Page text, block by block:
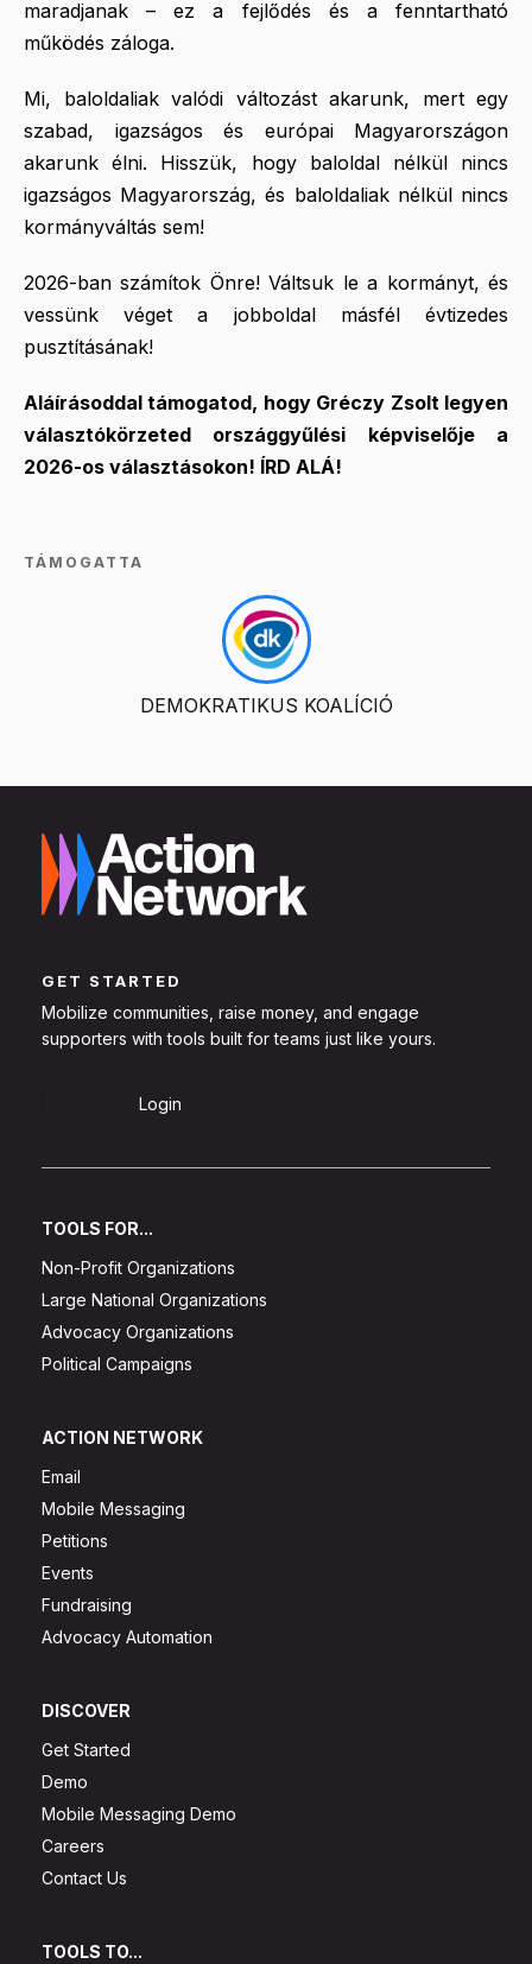
maradjanak – ez a fejlődés és a fenntartható
működés záloga.
Mi, baloldaliak valódi változást akarunk, mert egy
szabad, igazságos és európai Magyarországon
akarunk élni. Hisszük, hogy baloldal nélkül nincs
igazságos Magyarország, és baloldaliak nélkül nincs
kormányváltás sem!
2026-ban számítok Önre! Váltsuk le a kormányt, és
vessünk véget a jobboldal másfél évtizedes
pusztításának!
Aláírásoddal támogatod, hogy Gréczy Zsolt legyen
választókörzeted országgyűlési képviselője a
2026-os választásokon! ÍRD ALÁ!
TÁMOGATTA
DEMOKRATIKUS KOALÍCIÓ
GET STARTED
Mobilize communities, raise money, and engage
supporters with tools built for teams just like yours.
Login
TOOLS FOR...
Non-Profit Organizations
Large National Organizations
Advocacy Organizations
Political Campaigns
ACTION NETWORK
Email
Mobile Messaging
Petitions
Events
Fundraising
Advocacy Automation
DISCOVER
Get Started
Demo
Mobile Messaging Demo
Careers
Contact Us
TOOLS TO...